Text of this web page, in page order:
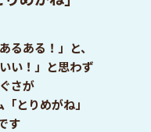
るある！」と、
い！」と思わず
さが
とりめがね」
す